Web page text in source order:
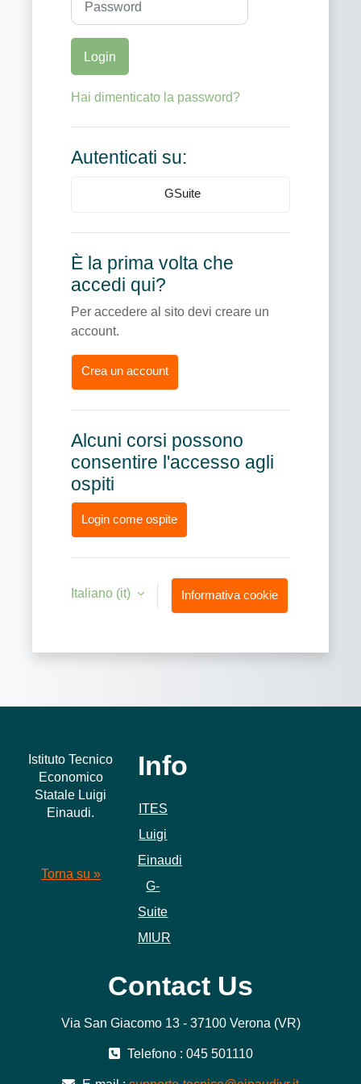
Login
Hai dimenticato la password?
Autenticati su:
GSuite
È la prima volta che
accedi qui?
Per accedere al sito devi creare un
account.
Crea un account
Alcuni corsi possono
consentire l'accesso agli
ospiti
Login come ospite
Italiano ‎(it)‎ Informativa cookie
Istituto Tecnico
Economico
Statale Luigi
Einaudi.
Torna su »
Info
ITES
Luigi
Einaudi
G-
Suite
MIUR
Contact Us
Via San Giacomo 13 - 37100 Verona (VR)
Telefono : 045 501110